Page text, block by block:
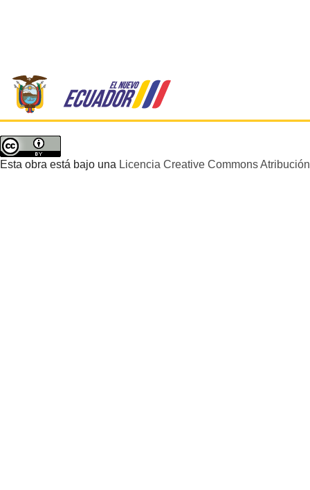
Esta obra está bajo una Licencia Creative Commons